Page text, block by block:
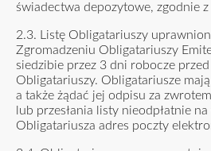
świadectwa depozytowe, zgodnie
2.3. Listę Obligatariuszy
Zgromadzeniu Obligatariuszy
siedzibie przez 3 dni robocze
Obligatariuszy. Obligatariusze
a także żądać jej odpisu za
lub przesłania listy nieodpłatnie
Obligatariusza adres poczty